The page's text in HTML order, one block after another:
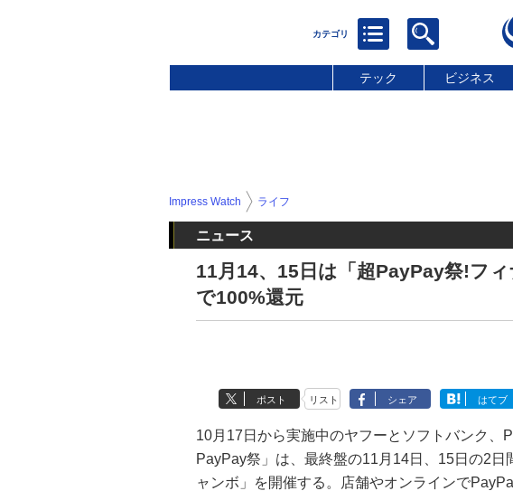
テック ビジネス
Impress Watch ライフ
ニュース
11月14、15日は「超PayPay祭!フ
で100%還元
ポスト リスト シェア はてブ
10月17日から実施中のヤフーとソフトバンク、
PayPay祭」は、最終盤の11月14日、15日の2
ャンボ」を開催する。店舗やオンラインで